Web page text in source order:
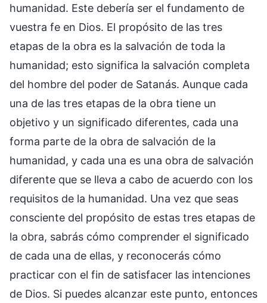
humanidad. Este debería ser el fundamento de
vuestra fe en Dios. El propósito de las tres
etapas de la obra es la salvación de toda la
humanidad; esto significa la salvación completa
del hombre del poder de Satanás. Aunque cada
una de las tres etapas de la obra tiene un
objetivo y un significado diferentes, cada una
forma parte de la obra de salvación de la
humanidad, y cada una es una obra de salvación
diferente que se lleva a cabo de acuerdo con los
requisitos de la humanidad. Una vez que seas
consciente del propósito de estas tres etapas de
la obra, sabrás cómo comprender el significado
de cada una de ellas, y reconocerás cómo
practicar con el fin de satisfacer las intenciones
de Dios. Si puedes alcanzar este punto, entonces